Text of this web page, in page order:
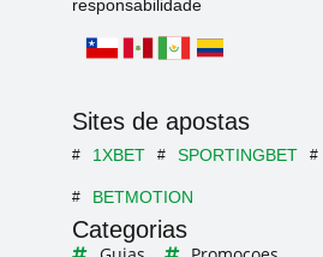
Sites de apostas
1XBET SPORTINGBET
BETMOTION
Categorias